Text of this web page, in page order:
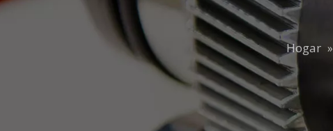
Hogar »